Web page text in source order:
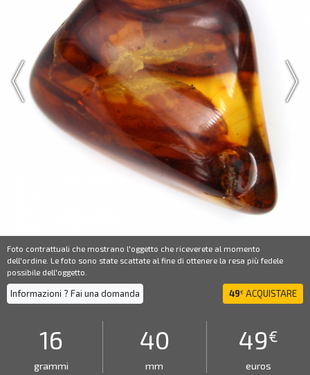
Foto contrattuali che mostrano l'oggetto che riceverete al momento
dell'ordine. Le foto sono state scattate al fine di ottenere la resa più fedele
possibile dell'oggetto.
Informazioni ? Fai una domanda 49€ ACQUISTARE
16
grammi
40
mm
49€
euros